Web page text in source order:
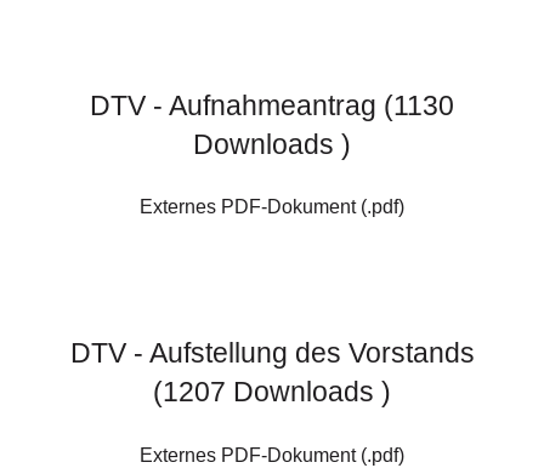
DTV - Aufnahmeantrag (1130
Downloads )
Externes PDF-Dokument (.pdf)
DTV - Aufstellung des Vorstands
(1207 Downloads )
Externes PDF-Dokument (.pdf)